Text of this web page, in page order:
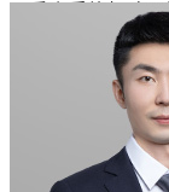
三重资质律师破
在江苏省XX
卷宗静静躺在架
律师在查看这份
他在中国政法大
息。本案被告人